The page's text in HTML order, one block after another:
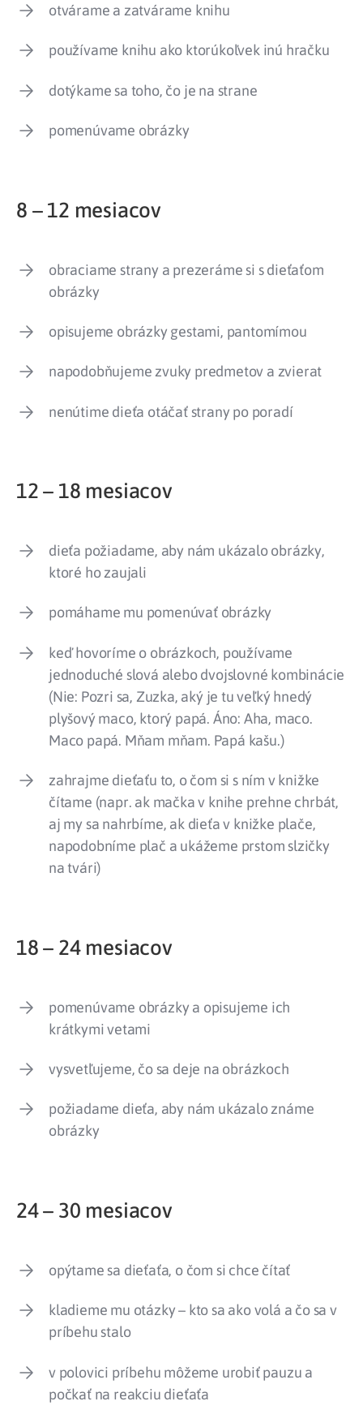
otvárame a zatvárame knihu
používame knihu ako ktorúkoľvek inú hračku
dotýkame sa toho, čo je na strane
pomenúvame obrázky
8 – 12 mesiacov
obraciame strany a prezeráme si s dieťaťom
obrázky
opisujeme obrázky gestami, pantomímou
napodobňujeme zvuky predmetov a zvierat
nenútime dieťa otáčať strany po poradí
12 – 18 mesiacov
dieťa požiadame, aby nám ukázalo obrázky,
ktoré ho zaujali
pomáhame mu pomenúvať obrázky
keď hovoríme o obrázkoch, používame
jednoduché slová alebo dvojslovné kombinácie
(Nie: Pozri sa, Zuzka, aký je tu veľký hnedý
plyšový maco, ktorý papá. Áno: Aha, maco.
Maco papá. Mňam mňam. Papá kašu.)
zahrajme dieťaťu to, o čom si s ním v knižke
čítame (napr. ak mačka v knihe prehne chrbát,
aj my sa nahrbíme, ak dieťa v knižke plače,
napodobníme plač a ukážeme prstom slzičky
na tvári)
18 – 24 mesiacov
pomenúvame obrázky a opisujeme ich
krátkymi vetami
vysvetľujeme, čo sa deje na obrázkoch
požiadame dieťa, aby nám ukázalo známe
obrázky
24 – 30 mesiacov
opýtame sa dieťaťa, o čom si chce čítať
kladieme mu otázky – kto sa ako volá a čo sa v
príbehu stalo
v polovici príbehu môžeme urobiť pauzu a
počkať na reakciu dieťaťa